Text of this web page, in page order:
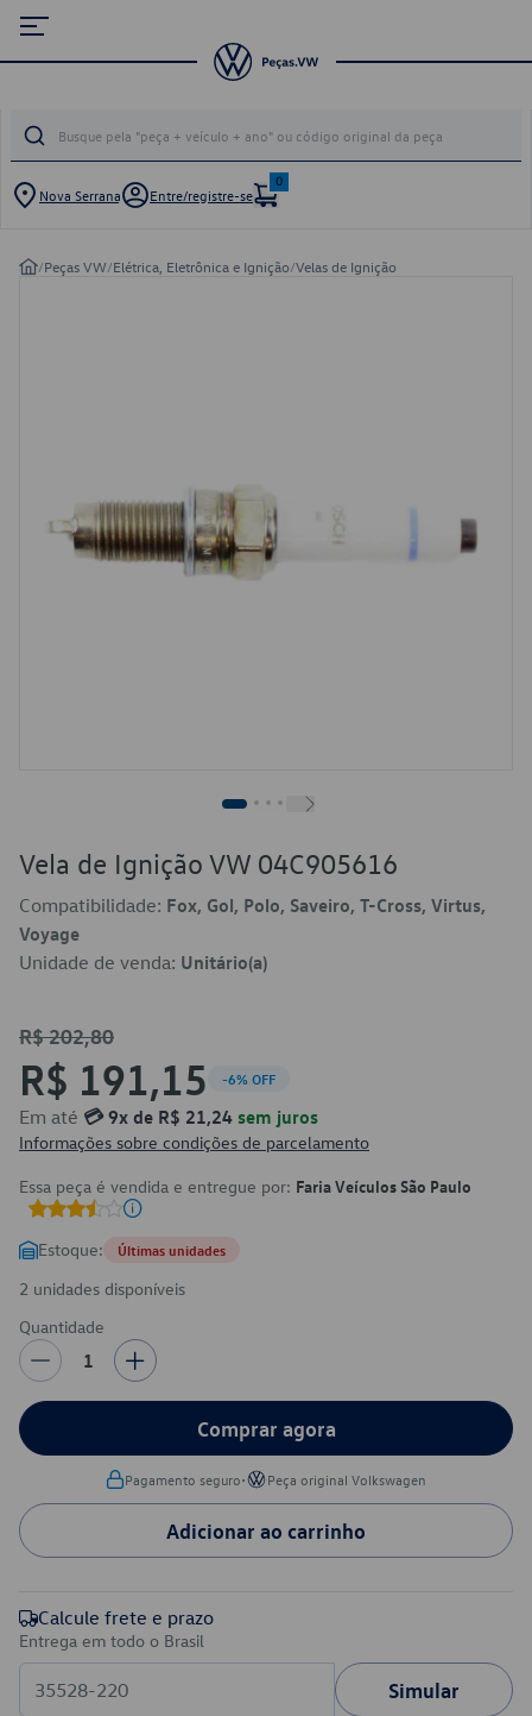
Nova Serrana Entre/registre-se
0
/Peças VW/Elétrica, Eletrônica e Ignição/Velas de Ignição
Vela de Ignição VW 04C905616
Compatibilidade: Fox, Gol, Polo, Saveiro, T-Cross, Virtus,
Voyage
Unidade de venda: Unitário(a)
R$ 202,80
R$ 191,15 -6% OFF
Em até 💳 9x de R$ 21,24 sem juros
Informações sobre condições de parcelamento
Essa peça é vendida e entregue por: Faria Veículos São Paulo
Estoque: Últimas unidades
2 unidades disponíveis
Quantidade
1
Comprar agora
Pagamento seguro• Peça original Volkswagen
Adicionar ao carrinho
Calcule frete e prazo
Entrega em todo o Brasil
Simular